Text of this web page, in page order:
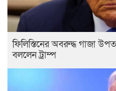
ফিলিস্তিনের অবরুদ্ধ গাজা
বললেন ট্রাম্প